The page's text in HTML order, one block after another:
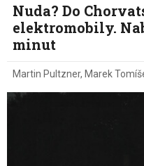
Nuda? Do
elektromobily.
minut
Martin Pultzner, Marek